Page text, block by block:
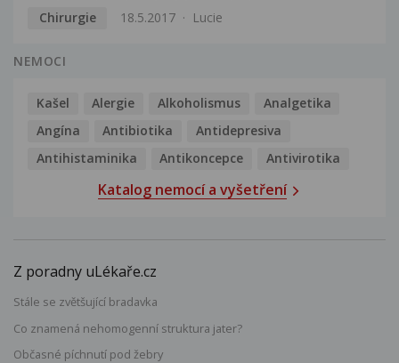
Chirurgie
18.5.2017 Lucie
NEMOCI
Kašel Alergie Alkoholismus
Analgetika
Angína
Antibiotika
Antidepresiva
Antihistaminika
Antikoncepce Antivirotika
Katalog nemocí a vyšetření
Z poradny uLékaře.cz
Stále se zvětšující bradavka
Co znamená nehomogenní struktura jater?
Občasné píchnutí pod žebry